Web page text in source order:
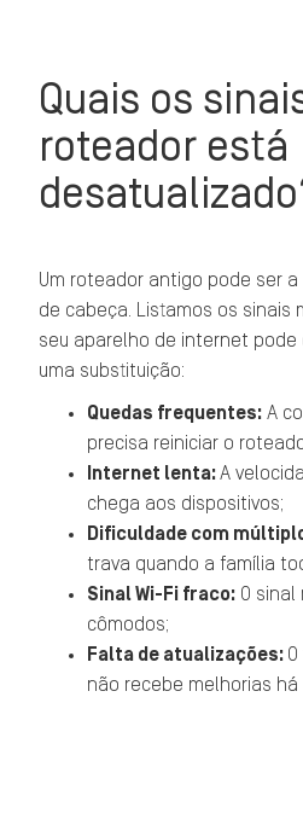
Quais os
roteador está
Um roteador antigo pode ser
de cabeça. Listamos os sinais
seu aparelho de internet pode
uma substituição:
Quedas frequentes: A
precisa reiniciar o
Internet lenta:A
chega aos dispositivos;
Dificuldade com
trava quando a família
Sinal Wi-Fi fraco: O
cômodos;
Falta de atualizações:
não recebe melhorias há